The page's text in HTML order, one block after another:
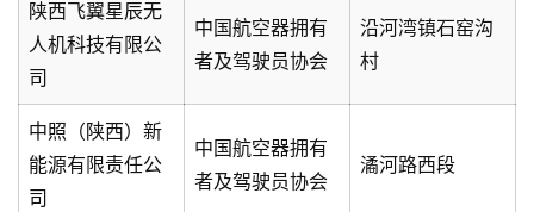
陕西飞翼星辰无
人机科技有限公
司
中国航空器拥有
者及驾驶员协会
沿河湾镇石窑沟
村
中照（陕西）新
能源有限责任公
司
中国航空器拥有
者及驾驶员协会
潏河路西段